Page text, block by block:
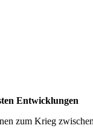
Entwicklungen
zum Krieg